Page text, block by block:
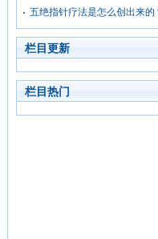
五绝指针疗法是怎么创出来的
栏目更新
栏目热门